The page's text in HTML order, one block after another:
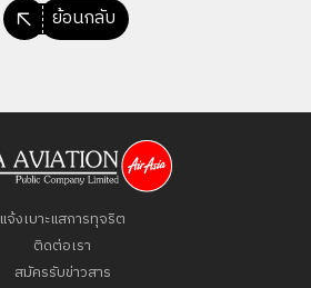
ย้อนกลับ
แจ้งเบาะแสการทุจริต
ติดต่อเรา
สมัครรับข่าวสาร